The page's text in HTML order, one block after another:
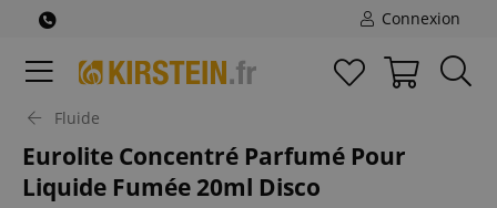
Connexion
Fluide
Eurolite Concentré Parfumé Pour
Liquide Fumée 20ml Disco